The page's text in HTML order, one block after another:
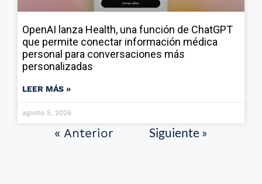
OpenAI lanza Health, una función de ChatGPT
que permite conectar información médica
personal para conversaciones más
personalizadas
LEER MÁS »
agosto 5, 2026
« Anterior Siguiente »